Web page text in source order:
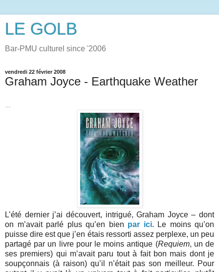
LE GOLB
Bar-PMU culturel since '2006
vendredi 22 février 2008
Graham Joyce - Earthquake Weather
...
L’été dernier j’ai découvert, intrigué, Graham Joyce – dont
on m’avait parlé plus qu’en bien par ici. Le moins qu’on
puisse dire est que j’en étais ressorti assez perplexe, un peu
partagé par un livre pour le moins antique (Requiem, un de
ses premiers) qui m’avait paru tout à fait bon mais dont je
soupçonnais (à raison) qu’il n’était pas son meilleur. Pour